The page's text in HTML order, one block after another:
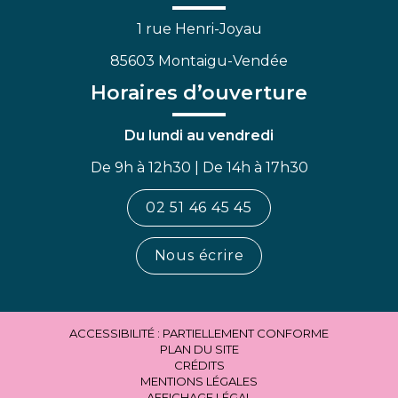
1 rue Henri-Joyau
85603 Montaigu-Vendée
Horaires d’ouverture
Du lundi au vendredi
De 9h à 12h30 | De 14h à 17h30
02 51 46 45 45
Nous écrire
ACCESSIBILITÉ : PARTIELLEMENT CONFORME
PLAN DU SITE
CRÉDITS
MENTIONS LÉGALES